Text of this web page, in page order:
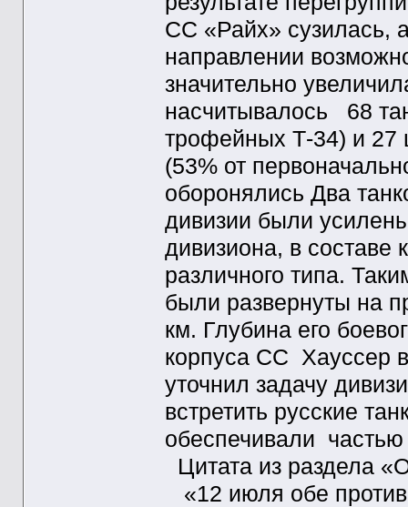
СС «Райх» сузилась,
направлении
значительно
насчитывалось 68
трофейных Т-34) и 27
(53% от
оборонялись Два
дивизии были
дивизиона, в
различного типа.
были развернуты на
км. Глубина его
корпуса СС Хауссер
уточнил задачу
встретить русские
обеспечивали
Цитата из раздела
«12 июля обе